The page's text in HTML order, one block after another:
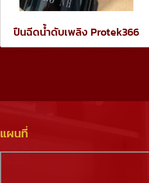
ปืนฉีดน้ำดับเพลิง Protek366
แผนที่